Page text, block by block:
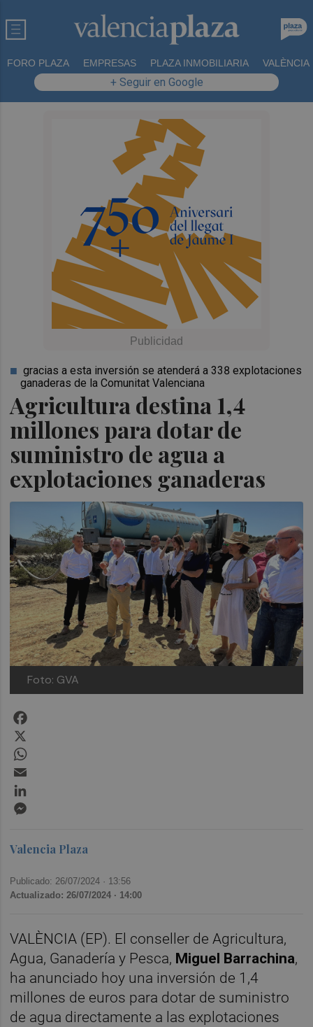
FORO PLAZA EMPRESAS PLAZA INMOBILIARIA VALÈNCIA
+ Seguir en Google
Agricultura destina 1,4
millones para dotar de
suministro de agua a
explotaciones ganaderas
gracias a esta inversión se atenderá a 338 explotaciones
ganaderas de la Comunitat Valenciana
Foto: GVA
Valencia Plaza
Publicado: 26/07/2024 · 13:56
Actualizado: 26/07/2024 · 14:00
VALÈNCIA (EP). El conseller de Agricultura,
Agua, Ganadería y Pesca, Miguel Barrachina,
ha anunciado hoy una inversión de 1,4
millones de euros para dotar de suministro
de agua directamente a las explotaciones